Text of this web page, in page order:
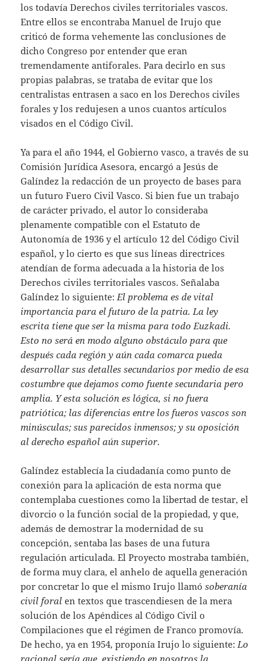
los todavía Derechos civiles territoriales vascos.
Entre ellos se encontraba Manuel de Irujo que
criticó de forma vehemente las conclusiones de
dicho Congreso por entender que eran
tremendamente antiforales. Para decirlo en sus
propias palabras, se trataba de evitar que los
centralistas entrasen a saco en los Derechos civiles
forales y los redujesen a unos cuantos artículos
visados en el Código Civil.
Ya para el año 1944, el Gobierno vasco, a través de su
Comisión Jurídica Asesora, encargó a Jesús de
Galíndez la redacción de un proyecto de bases para
un futuro Fuero Civil Vasco. Si bien fue un trabajo
de carácter privado, el autor lo consideraba
plenamente compatible con el Estatuto de
Autonomía de 1936 y el artículo 12 del Código Civil
español, y lo cierto es que sus líneas directrices
atendían de forma adecuada a la historia de los
Derechos civiles territoriales vascos. Señalaba
Galíndez lo siguiente: El problema es de vital
importancia para el futuro de la patria. La ley
escrita tiene que ser la misma para todo Euzkadi.
Esto no será en modo alguno obstáculo para que
después cada región y aún cada comarca pueda
desarrollar sus detalles secundarios por medio de esa
costumbre que dejamos como fuente secundaria pero
amplia. Y esta solución es lógica, si no fuera
patriótica; las diferencias entre los fueros vascos son
minúsculas; sus parecidos inmensos; y su oposición
al derecho español aún superior.
Galíndez establecía la ciudadanía como punto de
conexión para la aplicación de esta norma que
contemplaba cuestiones como la libertad de testar, el
divorcio o la función social de la propiedad, y que,
además de demostrar la modernidad de su
concepción, sentaba las bases de una futura
regulación articulada. El Proyecto mostraba también,
de forma muy clara, el anhelo de aquella generación
por concretar lo que el mismo Irujo llamósoberanía
civil foral en textos que trascendiesen de la mera
solución de los Apéndices al Código Civil o
Compilaciones que el régimen de Franco promovía.
De hecho, ya en 1954, proponía Irujo lo siguiente: Lo
racional sería que, existiendo en nosotros la